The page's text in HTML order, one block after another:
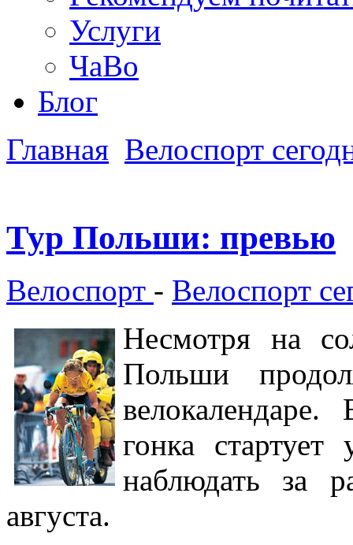
Услуги
ЧаВо
Блог
Главная Велоспорт
Тур Польши: превью
Велоспорт - Велоспорт
Несмотря на
Польши
гонка
наблюдать за
августа.